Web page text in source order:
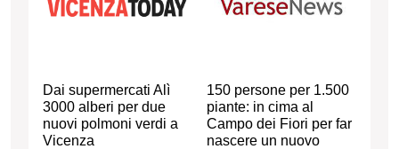
Dai supermercati Alì
3000 alberi per due
nuovi polmoni verdi a
Vicenza
150 persone per 1.500
piante: in cima al
Campo dei Fiori per far
nascere un nuovo